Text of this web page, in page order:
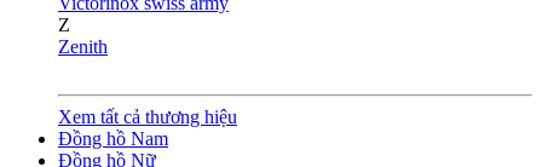
Z
Zenith
Xem tất cả thương hiệu
Đồng hồ Nam
Đồng hồ Nữ